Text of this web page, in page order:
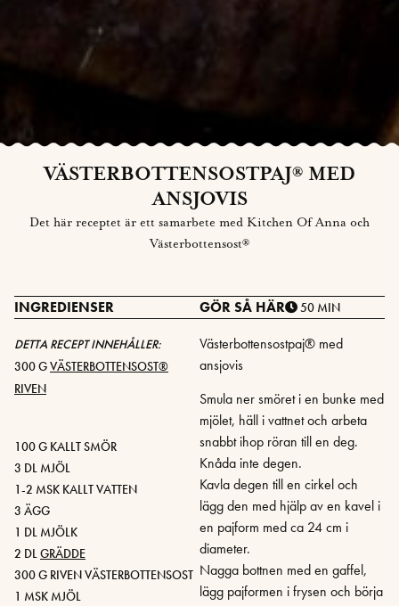
VÄSTERBOTTENSOSTPAJ® MED
ANSJOVIS
Det här receptet är ett samarbete med Kitchen Of Anna och
Västerbottensost®
INGREDIENSER
DETTA RECEPT INNEHÅLLER:
300 GVÄSTERBOTTENSOST®
RIVEN
100 G KALLT SMÖR
3 DL MJÖL
1-2 MSK KALLT VATTEN
3 ÄGG
1 DL MJÖLK
2 DLGRÄDDE
300 G RIVEN VÄSTERBOTTENSOST
1 MSK MJÖL
GÖR SÅ HÄR 50 MIN
Västerbottensostpaj® med
ansjovis
Smula ner smöret i en bunke med
mjölet, häll i vattnet och arbeta
snabbt ihop röran till en deg.
Knåda inte degen.
Kavla degen till en cirkel och
lägg den med hjälp av en kavel i
en pajform med ca 24 cm i
diameter.
Nagga bottnen med en gaffel,
lägg pajformen i frysen och börja